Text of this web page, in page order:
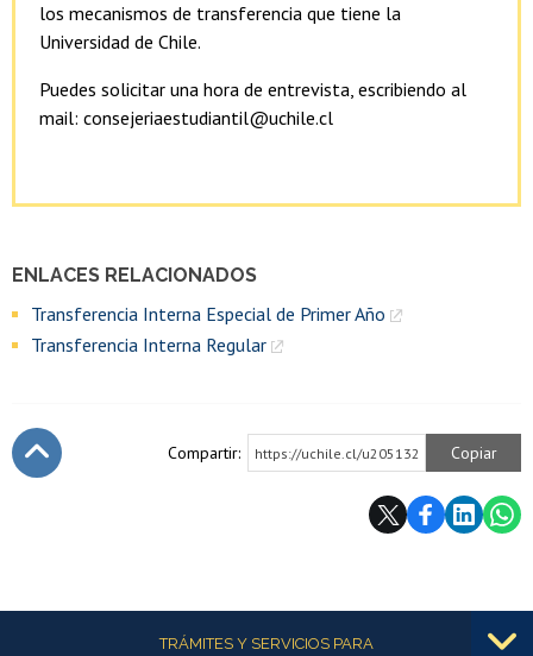
ENLACES RELACIONADOS
Transferencia Interna Especial de Primer Año
Transferencia Interna Regular
los mecanismos de transferencia que tiene la
Universidad de Chile.
Puedes solicitar una hora de entrevista, escribiendo al
mail: consejeriaestudiantil@uchile.cl
Compartir: https://uchile.cl/u205132 Copiar
Más informaciónTRÁMITES Y SERVICIOS PARA